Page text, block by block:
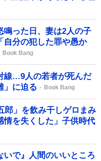
鳴った日、妻は2人の子
分の犯した罪や愚か
Book Bang
線…9人の若者が死んだ
」に迫る
Book Bang
郎」を飲み干しゲロまみ
を失くした」子供時代
いで』人間のいいところ